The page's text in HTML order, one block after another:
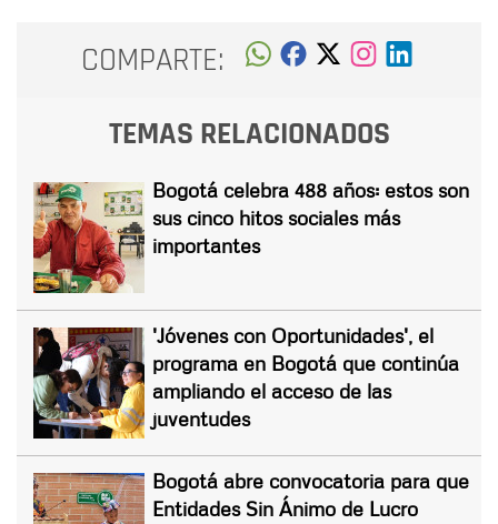
COMPARTE:
TEMAS RELACIONADOS
Bogotá celebra 488 años: estos son
sus cinco hitos sociales más
importantes
'Jóvenes con Oportunidades', el
programa en Bogotá que continúa
ampliando el acceso de las
juventudes
Bogotá abre convocatoria para que
Entidades Sin Ánimo de Lucro